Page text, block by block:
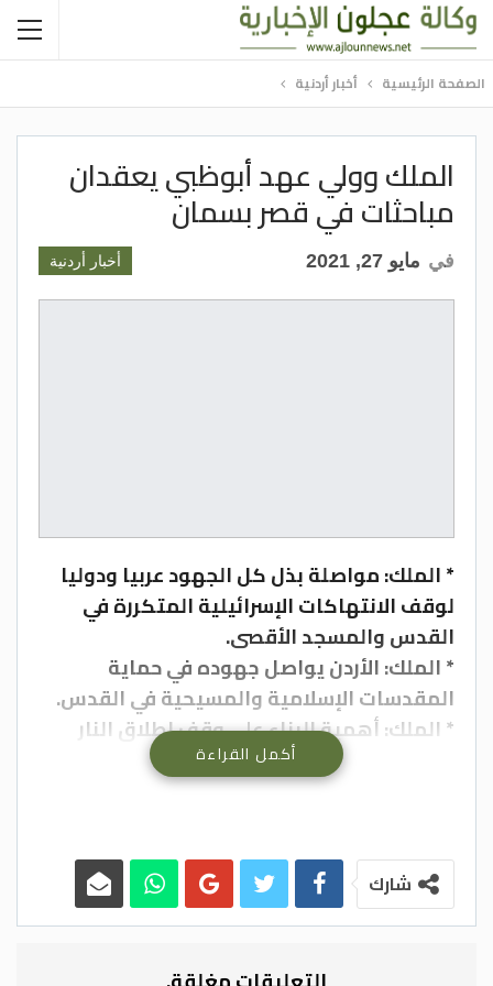
الصفحة الرئيسية أخبار أردنية
الملك وولي عهد أبوظبي يعقدان
مباحثات في قصر بسمان
أخبار أردنية في مايو 27, 2021
* الملك: مواصلة بذل كل الجهود عربيا ودوليا
لوقف الانتهاكات الإسرائيلية المتكررة في
القدس والمسجد الأقصى.
* الملك: الأردن يواصل جهوده في حماية
المقدسات الإسلامية والمسيحية في القدس.
* الملك: أهمية البناء على وقف إطلاق النار
والاهتمام الدولي بالقضية الفلسطينية
لتفعيل المسار السياسي.
والقانوني القائم بالقدس ومقدساتها.
* ولي عهد أبو ظبي يعبر عن تقديره لجهود
الأردن بالتعاون مع مصر في تحقيق التهدئة في
* ولي عهد أبو ظبي يؤكد أهمية دور جلالة
أكمل القراءة
شارك